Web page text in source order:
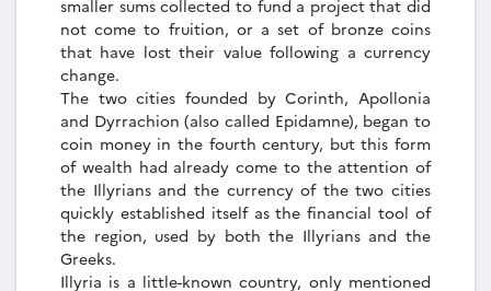
smaller sums collected to fund a project that did
not come to fruition, or a set of bronze coins
that have lost their value following a currency
change.
The two cities founded by Corinth, Apollonia
and Dyrrachion (also called Epidamne), began to
coin money in the fourth century, but this form
of wealth had already come to the attention of
the Illyrians and the currency of the two cities
quickly established itself as the financial tool of
the region, used by both the Illyrians and the
Greeks.
Illyria is a little-known country, only mentioned